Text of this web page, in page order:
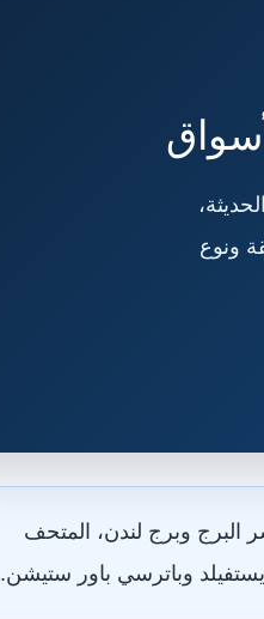
ونوع
البرج وبرج لندن، المتحف
وباترسي باور ستيشن.